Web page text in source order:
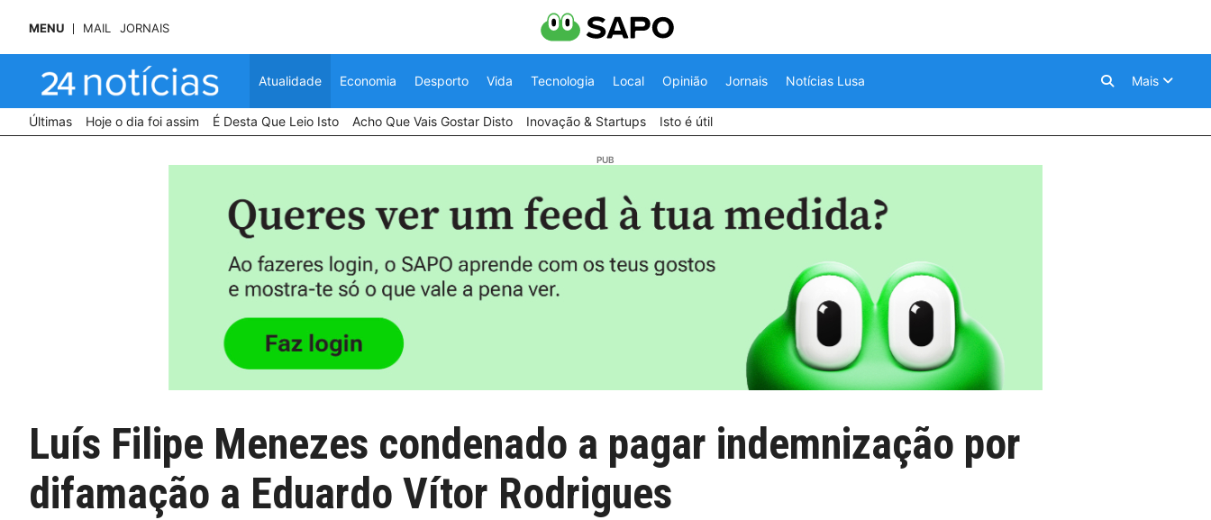
MENU MAIL JORNAIS
Atualidade Economia Desporto Vida Tecnologia Local Opinião Jornais Notícias Lusa Mais
Últimas Hoje o dia foi assim É Desta Que Leio Isto Acho Que Vais Gostar Disto Inovação & Startups Isto é útil
Luís Filipe Menezes condenado a pagar indemnização por
difamação a Eduardo Vítor Rodrigues